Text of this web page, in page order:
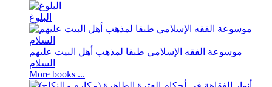
البلوغ
موسوعة الفقه الإسلامي طبقا لمذهب أهل البیت علیهم
السلام
More books ...